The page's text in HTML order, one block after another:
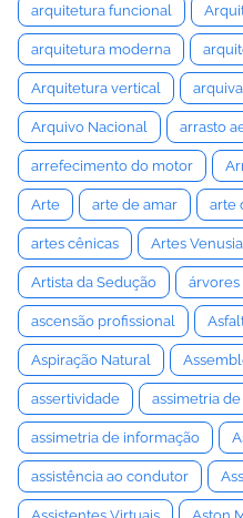
arquitetura funcional
arquitetura moderna
Arquitetura vertical
Arquivo Nacional arrasto
arrefecimento do motor
Arte arte de amar arte
artes cênicas Artes
Artista da Sedução
ascensão profissional
Aspiração Natural
assertividade assimetria
assimetria de informação
assistência ao condutor